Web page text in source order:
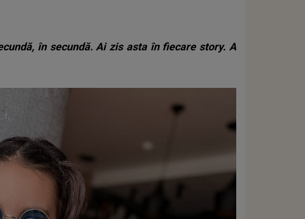
în secundă. Ai zis asta în fiecare story. A